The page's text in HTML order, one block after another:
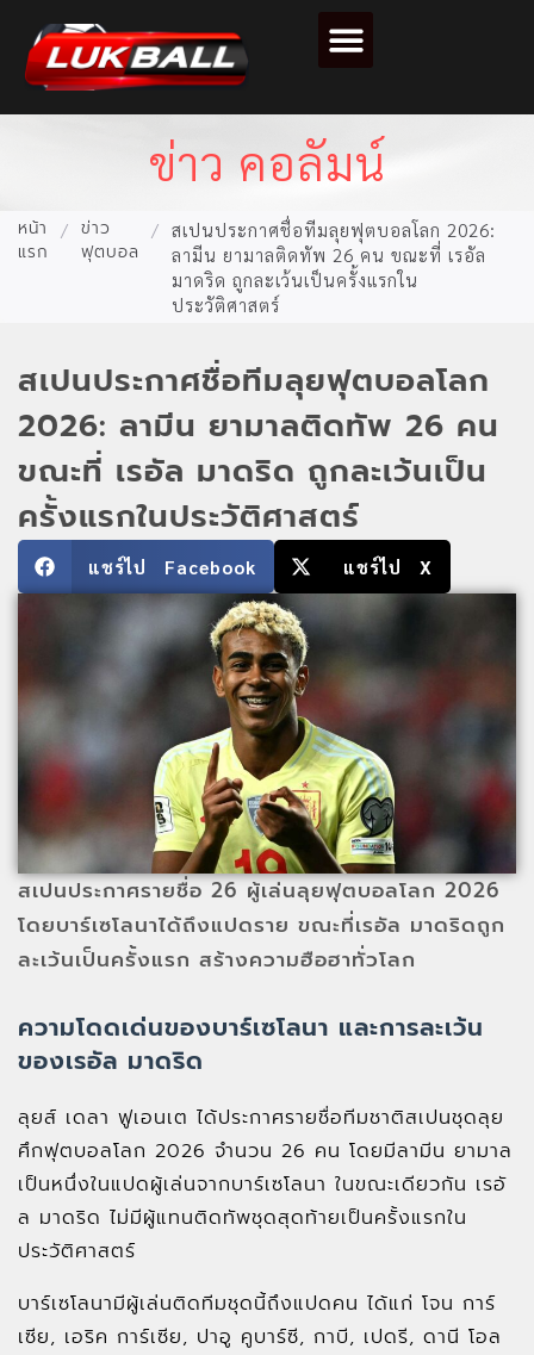
ข่าว คอลัมน์
หน้า
แรก
/ ข่าว
ฟุตบอล
/ สเปนประกาศชื่อทีมลุยฟุตบอลโลก 2026:
ลามีน ยามาลติดทัพ 26 คน ขณะที่ เรอัล
มาดริด ถูกละเว้นเป็นครั้งแรกใน
ประวัติศาสตร์
สเปนประกาศชื่อทีมลุยฟุตบอลโลก
2026: ลามีน ยามาลติดทัพ 26 คน
ขณะที่ เรอัล มาดริด ถูกละเว้นเป็น
ครั้งแรกในประวัติศาสตร์
แชร์ไป Facebook แชร์ไป X
สเปนประกาศรายชื่อ 26 ผู้เล่นลุยฟุตบอลโลก 2026
โดยบาร์เซโลนาได้ถึงแปดราย ขณะที่เรอัล มาดริดถูก
ละเว้นเป็นครั้งแรก สร้างความฮือฮาทั่วโลก
ความโดดเด่นของบาร์เซโลนา และการละเว้น
ของเรอัล มาดริด
ลุยส์ เดลา ฟูเอนเต ได้ประกาศรายชื่อทีมชาติสเปนชุดลุย
ศึกฟุตบอลโลก 2026 จำนวน 26 คน โดยมีลามีน ยามาล
เป็นหนึ่งในแปดผู้เล่นจากบาร์เซโลนา ในขณะเดียวกัน เรอั
ล มาดริด ไม่มีผู้แทนติดทัพชุดสุดท้ายเป็นครั้งแรกใน
ประวัติศาสตร์
บาร์เซโลนามีผู้เล่นติดทีมชุดนี้ถึงแปดคน ได้แก่ โจน การ์
เซีย, เอริค การ์เซีย, ปาอู คูบาร์ซี, กาบี, เปดรี, ดานี โอล